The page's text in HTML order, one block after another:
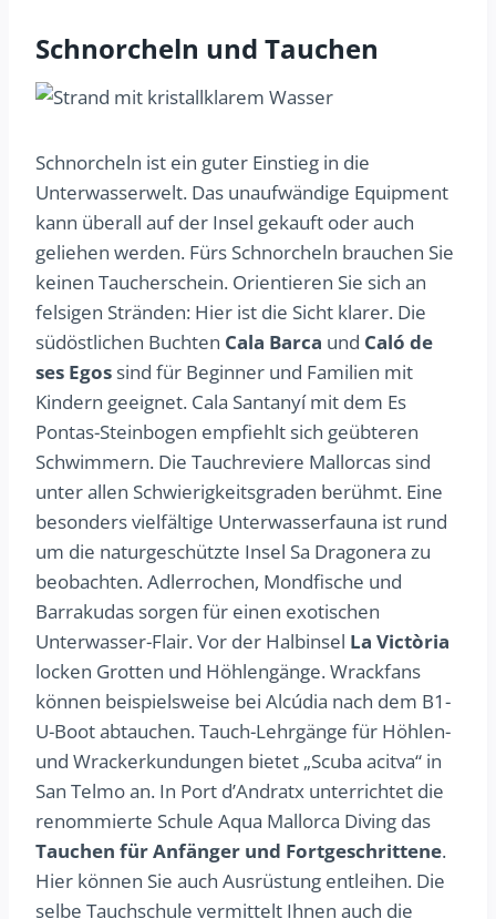
Schnorcheln und Tauchen
Schnorcheln ist ein guter Einstieg in die
Unterwasserwelt. Das unaufwändige Equipment
kann überall auf der Insel gekauft oder auch
geliehen werden. Fürs Schnorcheln brauchen Sie
keinen Taucherschein. Orientieren Sie sich an
felsigen Stränden: Hier ist die Sicht klarer. Die
südöstlichen Buchten Cala Barca und Caló de
ses Egos sind für Beginner und Familien mit
Kindern geeignet. Cala Santanyí mit dem Es
Pontas-Steinbogen empfiehlt sich geübteren
Schwimmern. Die Tauchreviere Mallorcas sind
unter allen Schwierigkeitsgraden berühmt. Eine
besonders vielfältige Unterwasserfauna ist rund
um die naturgeschützte Insel Sa Dragonera zu
beobachten. Adlerrochen, Mondfische und
Barrakudas sorgen für einen exotischen
Unterwasser-Flair. Vor der Halbinsel La Victòria
locken Grotten und Höhlengänge. Wrackfans
können beispielsweise bei Alcúdia nach dem B1-
U-Boot abtauchen. Tauch-Lehrgänge für Höhlen-
und Wrackerkundungen bietet „Scuba acitva“ in
San Telmo an. In Port d’Andratx unterrichtet die
renommierte Schule Aqua Mallorca Diving das
Tauchen für Anfänger und Fortgeschrittene.
Hier können Sie auch Ausrüstung entleihen. Die
selbe Tauchschule vermittelt Ihnen auch die